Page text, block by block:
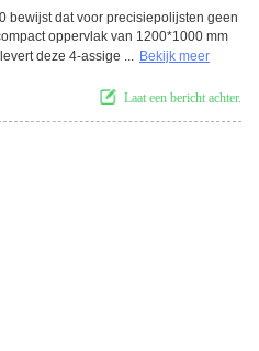
bewijst dat voor precisiepolijsten geen
oppervlak van 1200*1000 mm
deze 4-assige ... Bekijk meer
Laat een bericht achter.